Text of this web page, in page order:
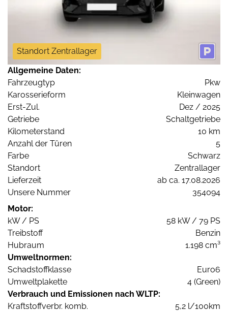
Standort Zentrallager
Allgemeine Daten:
Fahrzeugtyp
Pkw
Karosserieform
Kleinwagen
Erst-Zul.
Dez / 2025
Getriebe
Schaltgetriebe
Kilometerstand
10 km
Anzahl der Türen
5
Farbe
Schwarz
Standort
Zentrallager
Lieferzeit
ab ca. 17.08.2026
Unsere Nummer
354094
Motor:
kW / PS
58 kW / 79 PS
Treibstoff
Benzin
Hubraum
1.198 cm³
Umweltnormen:
Schadstoffklasse
Euro6
Umweltplakette
4 (Green)
Verbrauch und Emissionen nach WLTP:
Kraftstoffverbr. komb.
5,2 l/100km